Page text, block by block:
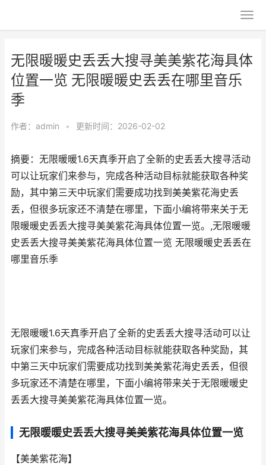
无限暖暖史丢丢大搜寻美美紫花海具体
位置一览 无限暖暖史丢丢在哪里音乐
季
作者： admin • 更新时间：2026-02-02
摘要：无限暖暖1.6天真季开启了全新的史丢丢大搜寻活动
可以让玩家们来参与，完成各种活动目标就能获取各种奖
励，其中第三天中玩家们需要成功找到美美紫花海史丢
丢，但很多玩家还不清楚在哪里，下面小编将带来关于无
限暖暖史丢丢大搜寻美美紫花海具体位置一览。,无限暖暖
史丢丢大搜寻美美紫花海具体位置一览 无限暖暖史丢丢在
哪里音乐季
无限暖暖1.6天真季开启了全新的史丢丢大搜寻活动可以让
玩家们来参与，完成各种活动目标就能获取各种奖励，其
中第三天中玩家们需要成功找到美美紫花海史丢丢，但很
多玩家还不清楚在哪里，下面小编将带来关于无限暖暖史
丢丢大搜寻美美紫花海具体位置一览。
无限暖暖史丢丢大搜寻美美紫花海具体位置一览
【美美紫花海】